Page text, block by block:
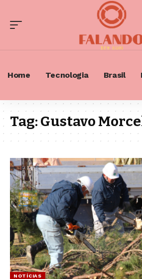
Home Tecnologia Brasil
Tag:Gustavo
NOTÍCIAS